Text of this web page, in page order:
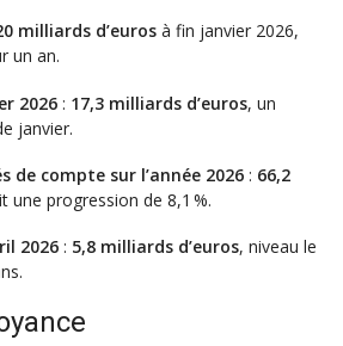
milliards d’euros à fin janvier 2026,
un an.
2026 : 17,3 milliards d’euros, un
janvier.
de compte sur l’année 2026 : 66,2
une progression de 8,1 %.
2026 : 5,8 milliards d’euros, niveau le